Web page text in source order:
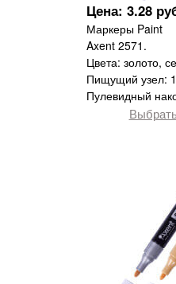
Цена: 3.28
Маркеры Paint
Axent 2571.
Цвета: золото,
Пищущий узел:
Пулевидный